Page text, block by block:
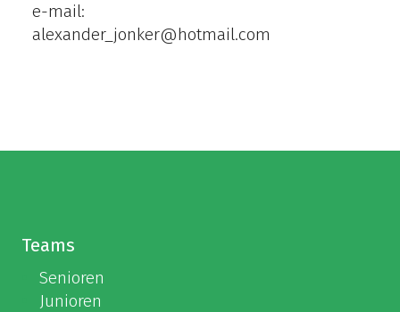
e-mail:
alexander_jonker@hotmail.com
Teams
Senioren
Junioren